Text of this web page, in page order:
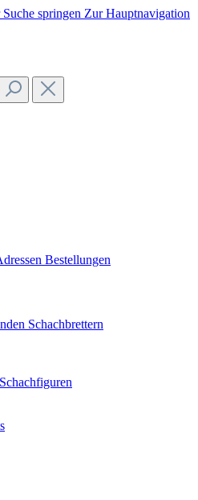
springen Zur Hauptnavigation
Bestellungen
Schachbrettern